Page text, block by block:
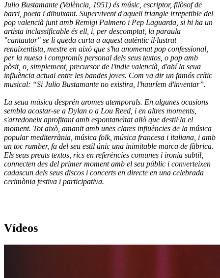
Julio Bustamante (València, 1951) és músic, escriptor, filòsof de
barri, poeta i dibuixant. Supervivent d'aquell triangle irrepetible del
pop valencià junt amb Remigi Palmero i Pep Laguarda, si hi ha un
artista inclassificable és ell, i, per descomptat, la paraula
"cantautor" se li queda curta a aquest autèntic il·lustrat
renaixentista, mestre en això que s'ha anomenat pop confessional,
per la nuesa i compromís personal dels seus textos, o pop amb
pòsit, o, simplement, precursor de l'indie valencià, d'ahí la seua
influència actual entre les bandes joves. Com va dir un famós crític
musical: “Si Julio Bustamante no existira, l'hauríem d'inventar”.
La seua música desprén aromes atemporals. En algunes ocasions
sembla acostar-se a Dylan o a Lou Reed, i en altres moments,
s'arredoneix aprofitant amb espontaneïtat allò que destil·la el
moment. Tot això, amanit amb unes clares influències de la música
popular mediterrània, música folk, música francesa i italiana, i amb
un toc rumber, fa del seu estil únic una inimitable marca de fàbrica.
Els seus preats textos, rics en referències comunes i ironia subtil,
connecten des del primer moment amb el seu públic i converteixen
cadascun dels seus discos i concerts en directe en una celebrada
cerimònia festiva i participativa.
Vídeos